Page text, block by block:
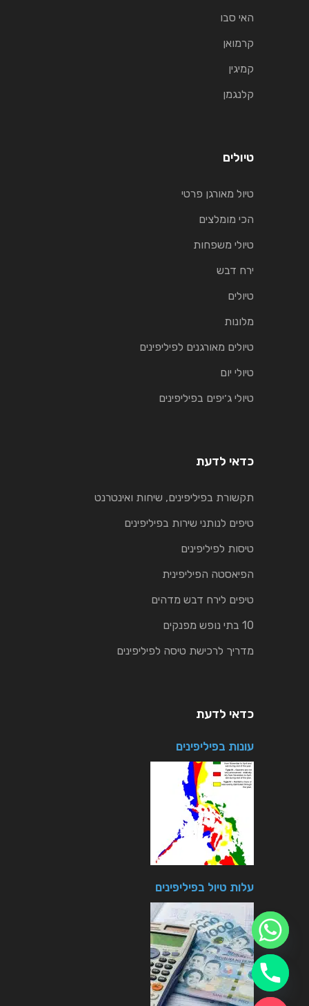
האי סבו
קרמואן
קמיגין
קלנגמן
טיולים
טיול מאורגן פרטי
הכי מומלצים
טיולי משפחות
ירח דבש
טיולים
מלונות
טיולים מאורגנים לפיליפינים
טיולי יום
טיולי ג׳יפים בפיליפינים
כדאי לדעת
תקשורת בפיליפינים, שיחות ואינטרנט
טיפים לנותני שירות בפיליפינים
טיסות לפיליפינים
הפיאסטה הפיליפינית
טיפים לירח דבש מדהים
10 בתי נופש מפנקים
מדריך לרכישת טיסה לפיליפינים
כדאי לדעת
עונות בפיליפינים
עלות טיול בפיליפינים